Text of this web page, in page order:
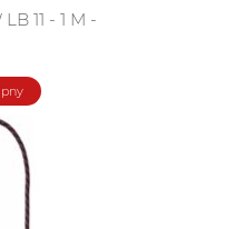
11 - 1 M -